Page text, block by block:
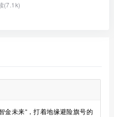
(7.1k)
金未来”，打着地缘避险旗号的